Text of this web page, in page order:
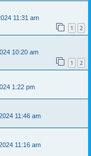
11:31 am
1 2
10:20 am
1 2
1:22 pm
11:46 am
11:16 am